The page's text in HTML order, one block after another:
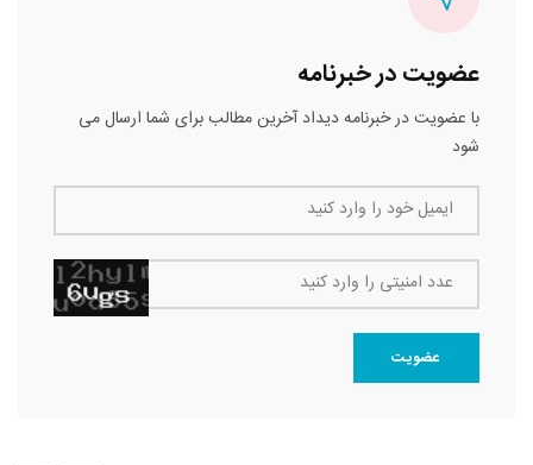
عضویت در خبرنامه
با عضویت در خبرنامه دیداد آخرین مطالب برای شما ارسال می
شود
ایمیل خود را وارد کنید
عدد امنیتی را وارد کنید
عضویت